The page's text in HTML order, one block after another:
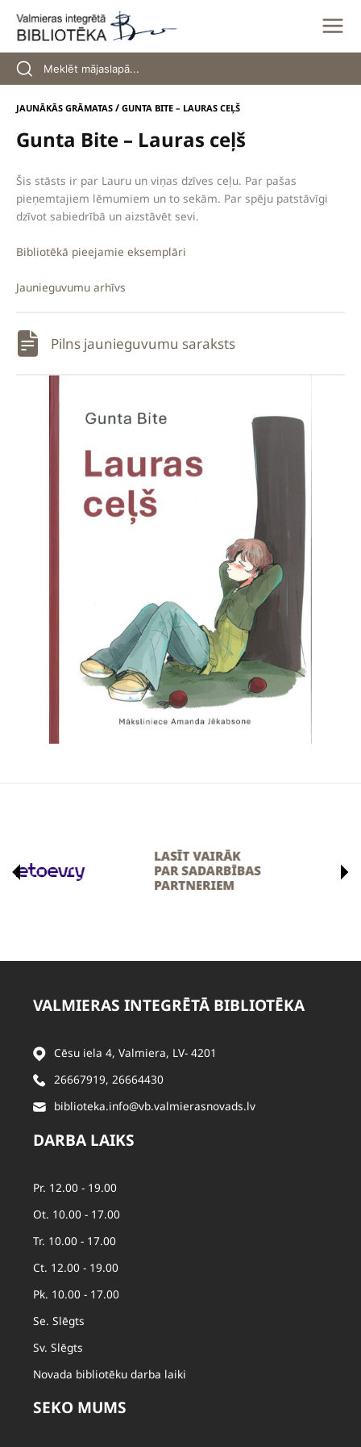
content
JAUNĀKĀS GRĀMATAS / GUNTA BITE – LAURAS CEĻŠ
Gunta Bite – Lauras ceļš
Šis stāsts ir par Lauru un viņas dzīves ceļu. Par pašas
pieņemtajiem lēmumiem un to sekām. Par spēju patstāvīgi
dzīvot sabiedrībā un aizstāvēt sevi.
Bibliotēkā pieejamie eksemplāri
Jaunieguvumu arhīvs
Pilns jaunieguvumu saraksts
VALMIERAS INTEGRĒTĀ BIBLIOTĒKA
Cēsu iela 4, Valmiera, LV- 4201
26667919, 26664430
biblioteka.info@vb.valmierasnovads.lv
DARBA LAIKS
Pr. 12.00 - 19.00
Ot. 10.00 - 17.00
Tr. 10.00 - 17.00
Ct. 12.00 - 19.00
Pk. 10.00 - 17.00
Se. Slēgts
Sv. Slēgts
Novada bibliotēku darba laiki
SEKO MUMS